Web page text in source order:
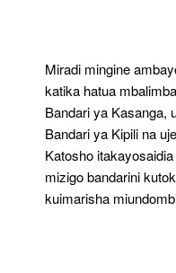
Miradi mingine
katika hatua
Bandari ya Kasanga,
Bandari ya Kipili na
Katosho
mizigo bandarini
kuimarisha